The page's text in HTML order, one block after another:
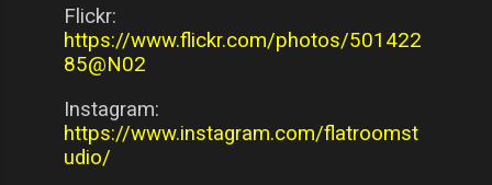
Flickr:
https://www.flickr.com/photos/501422
85@N02
Instagram:
https://www.instagram.com/flatroomst
udio/